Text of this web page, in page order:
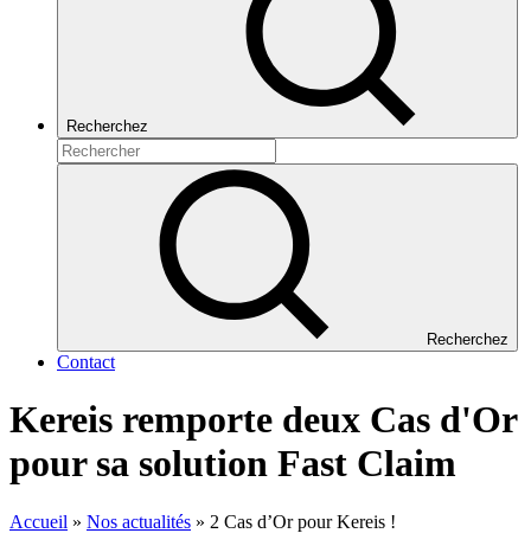
Recherchez
Recherchez
Contact
Kereis remporte deux Cas d'Or
pour sa solution Fast Claim
Accueil » Nos actualités » 2 Cas d’Or pour Kereis !